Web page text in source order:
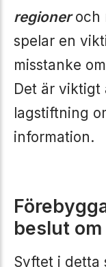
regioneroch
spelar en
misstanke
Det är
lagstiftning
information.
beslut
Syftet i detta